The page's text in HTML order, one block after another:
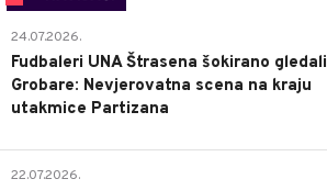
24.07.2026.
Fudbaleri UNA Štrasena šokirano gledali
Grobare: Nevjerovatna scena na kraju
utakmice Partizana
22.07.2026.